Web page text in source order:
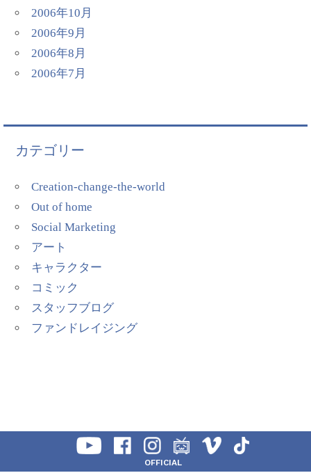
2006年10月
2006年9月
2006年8月
2006年7月
カテゴリー
Creation-change-the-world
Out of home
Social Marketing
アート
キャラクター
コミック
スタッフブログ
ファンドレイジング
OFFICIAL